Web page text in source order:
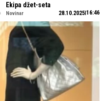
Ekipa džet-seta
Novinar 28.10.2025 16:46